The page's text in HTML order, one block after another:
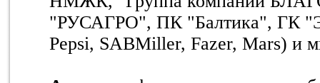
"РУСАГРО", ПК "Балтика", ГК
Pepsi, SABMiller, Fazer, Mars) и